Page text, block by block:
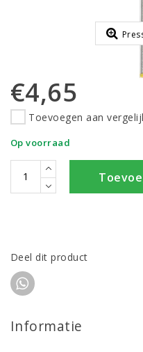
€4,65
Toevoegen aan
Op voorraad
Deel dit product
Informatie